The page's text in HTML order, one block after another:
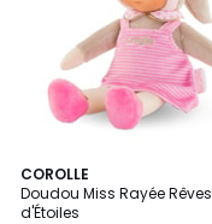
COROLLE
Doudou Miss Rayée Rêves
d'Étoiles